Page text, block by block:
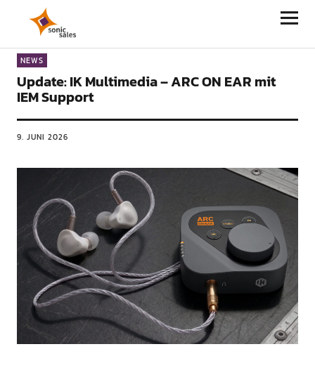
Sonic Sales
NEWS
Update: IK Multimedia – ARC ON EAR mit
IEM Support
9. JUNI 2026